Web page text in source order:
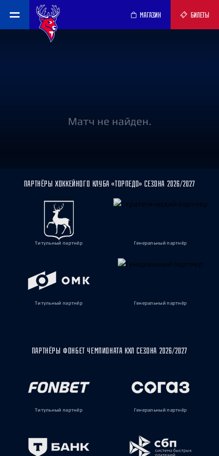
МАГАЗИН БИЛЕТЫ
Матч не найден.
ПАРТНЁРЫ ХОККЕЙНОГО КЛУБА «ТОРПЕДО» СЕЗОНА 2026/2027
Титульный партнёр Генеральный партнёр
Титульный партнёр Генеральный партнёр
ПАРТНЁРЫ ФОНБЕТ ЧЕМПИОНАТА КХЛ СЕЗОНА 2026/2027
Титульный партнёр Генеральный партнёр